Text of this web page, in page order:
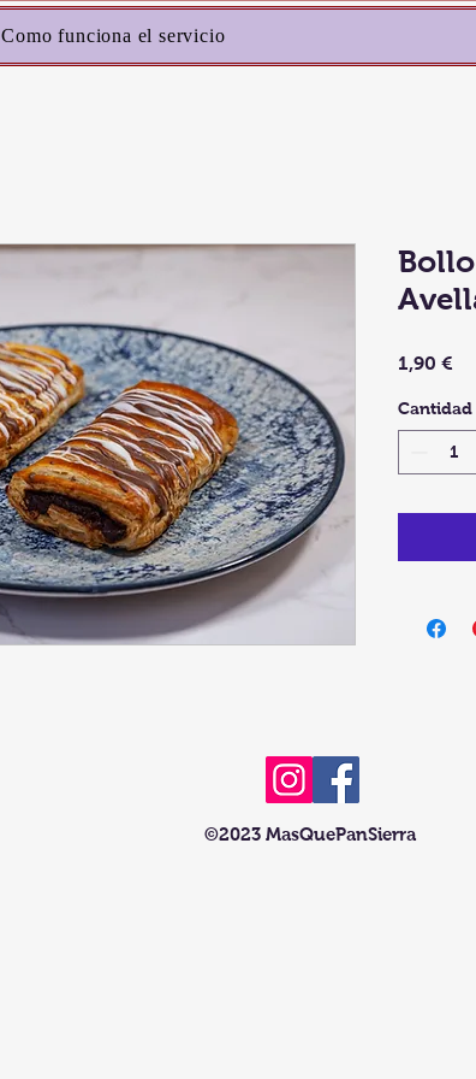
Como funciona el servicio
1,90 €
Cantidad
©2023 MasQuePanSierra